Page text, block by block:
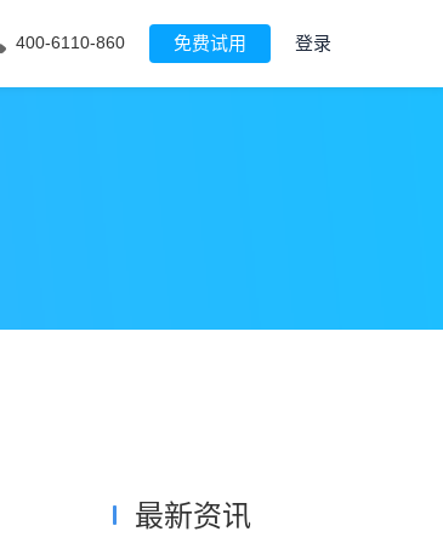
400-6110-860 免费试用 登录
最新资讯